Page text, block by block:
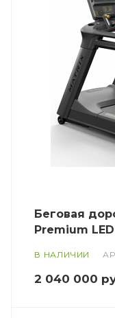
Беговая
Premium LED
В НАЛИЧИИ
2 040 000